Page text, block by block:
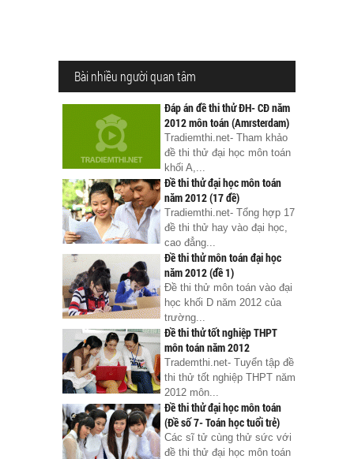
Bài nhiều người quan tâm
Đáp án đề thi thử ĐH- CĐ năm
2012 môn toán (Amrsterdam)
Tradiemthi.net- Tham khảo
đề thi thử đại học môn toán
khối A,...
Đề thi thử đại học môn toán
năm 2012 (17 đề)
Tradiemthi.net- Tổng hợp 17
đề thi thử hay vào đại học,
cao đẳng...
Đề thi thử môn toán đại học
năm 2012 (đề 1)
Đề thi thử môn toán vào đại
học khối D năm 2012 của
trường...
Đề thi thử tốt nghiệp THPT
môn toán năm 2012
Trademthi.net- Tuyển tập đề
thi thử tốt nghiệp THPT năm
2012 môn...
Đề thi thử đại học môn toán
(Đề số 7- Toán học tuổi trẻ)
Các sĩ tử cùng thử sức với
đề thi thử đại học môn toán